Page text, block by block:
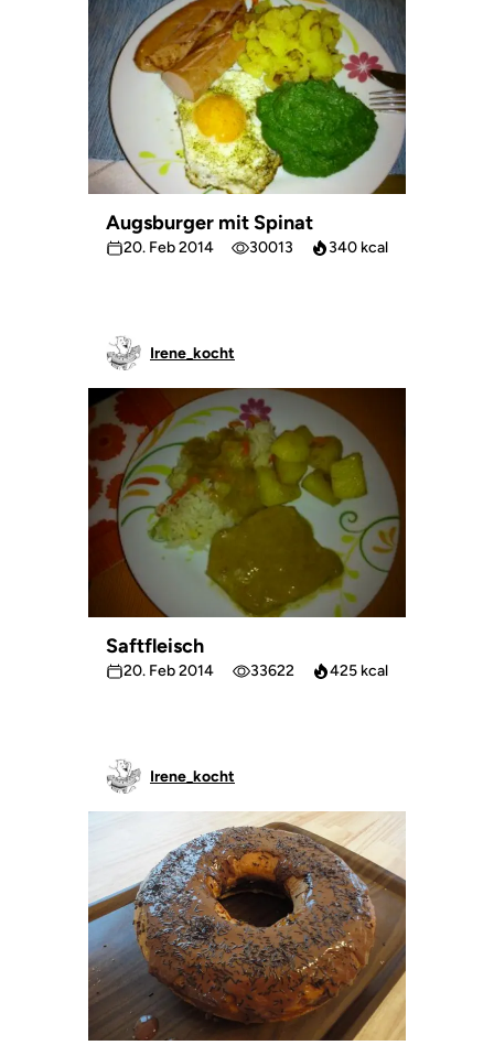
Augsburger mit Spinat
20. Feb 2014 30013 340 kcal
Irene_kocht
Saftfleisch
20. Feb 2014 33622 425 kcal
Irene_kocht